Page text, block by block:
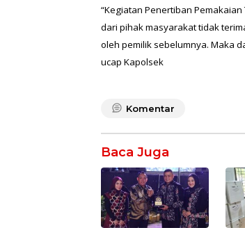
“Kegiatan Penertiban
dari pihak masyarakat tidak
oleh pemilik sebelumnya. Maka
ucap Kapolsek
Komentar
Baca Juga